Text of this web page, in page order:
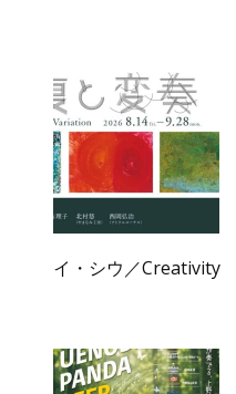
イ・シウ／Creativity